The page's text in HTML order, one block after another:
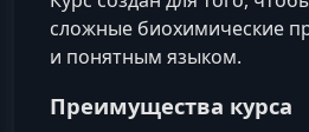
сложные биохимические
и понятным языком.
Преимущества курса